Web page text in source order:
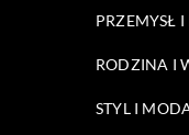
PRZEMYSŁ
RODZINA I
STYL I